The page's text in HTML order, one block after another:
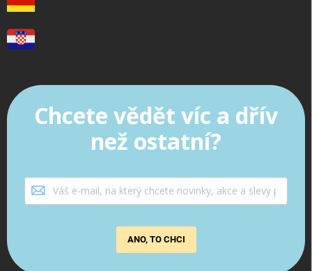
Chcete vědět víc a dřív
než ostatní?
ANO, TO CHCI